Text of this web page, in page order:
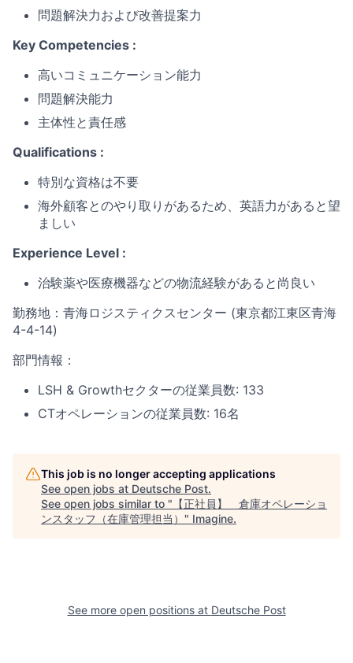
問題解決力および改善提案力
Key Competencies :
高いコミュニケーション能力
問題解決能力
主体性と責任感
Qualifications :
特別な資格は不要
海外顧客とのやり取りがあるため、英語力があると望
ましい
Experience Level :
治験薬や医療機器などの物流経験があると尚良い
勤務地： 青海ロジスティクスセンター (東京都江東区青海
4-4-14)
部門情報：
LSH & Growthセクターの従業員数: 133
CTオペレーションの従業員数: 16名
This job is no longer accepting applications
See open jobs at Deutsche Post.
See open jobs similar to " 【正社員】 倉庫オペレーショ
ンスタッフ（在庫管理担当） " Imagine.
See more open positions at Deutsche Post